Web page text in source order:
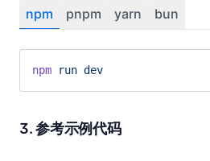
npm pnpm yarn bun
npm run dev
3. 参考示例代码